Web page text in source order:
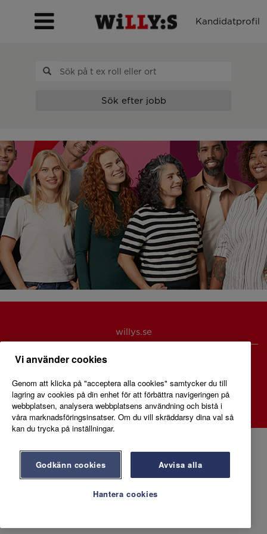
Kandidatprofil
Sök efter jobb
willys.se
Vi använder cookies
Genom att klicka på "acceptera alla cookies" samtycker du till
lagring av cookies på din enhet för att förbättra navigeringen på
webbplatsen, analysera webbplatsens användning och bistå i
våra marknadsföringsinsatser. Om du vill skräddarsy dina val så
kan du trycka på inställningar.
Godkänn cookies Avvisa alla
Hantera cookies